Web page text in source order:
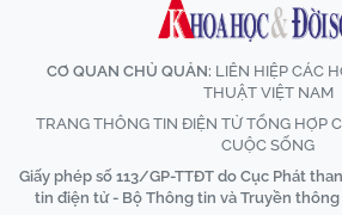
CƠ QUAN CHỦ QUẢN: LIÊN HIỆP CÁC
THUẬT VIỆT NAM
TRANG THÔNG TIN ĐIỆN TỬ TỔNG HỢP
CUỘC SỐNG
Giấy phép số 113/GP-TTĐT do Cục Phát
tin điện tử - Bộ Thông tin và Truyền